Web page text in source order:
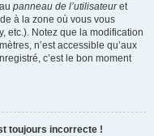
panneau de l’utilisateuret
à la zone où vous vous
etc.). Notez que la modification
n’est accessible qu’aux
c’est le bon moment
toujours incorrecte !